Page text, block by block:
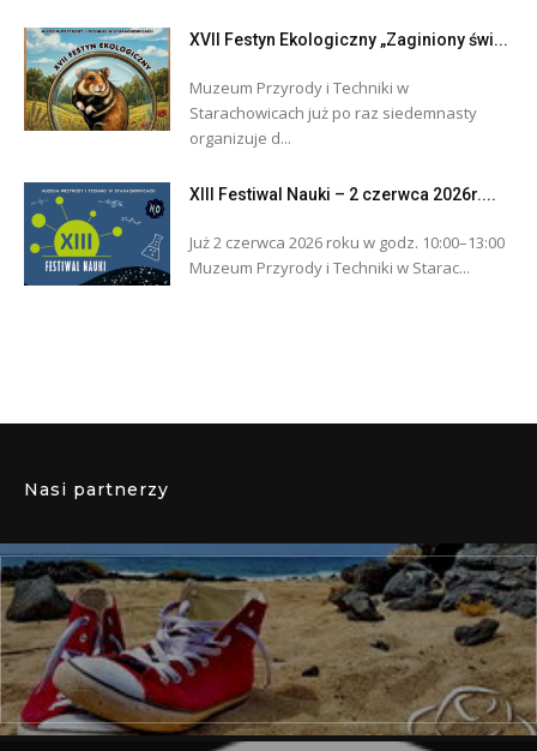
XVII Festyn Ekologiczny „Zaginiony świ...
Muzeum Przyrody i Techniki w
Starachowicach już po raz siedemnasty
organizuje d...
XIII Festiwal Nauki – 2 czerwca 2026r....
Już 2 czerwca 2026 roku w godz. 10:00–13:00
Muzeum Przyrody i Techniki w Starac...
Nasi partnerzy